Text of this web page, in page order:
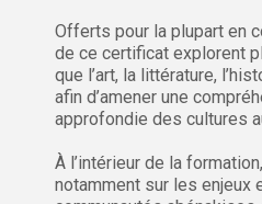
Offerts pour la plupart en
de ce certificat explorent
que l’art, la littérature,
afin d’amener une
approfondie des cultures
À l’intérieur de la
notamment sur les enjeux